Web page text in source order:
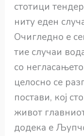
стотици
ниту еден
Очигледно е
тие случаи
со
целосно се
постави, кој
живот
додека е